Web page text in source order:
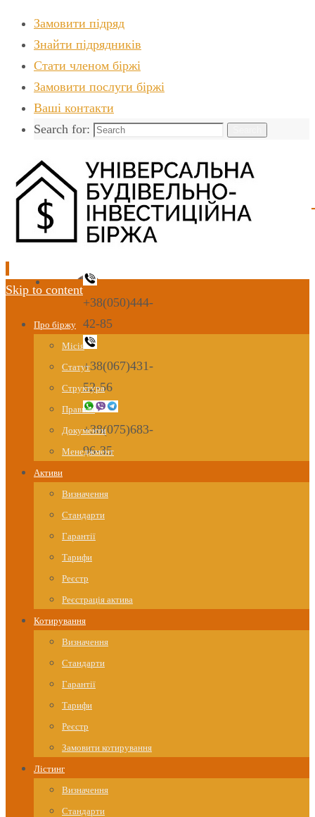
Замовити підряд
Знайти пiдрядникiв
Стати членом біржі
Замовити послуги біржі
Ваші контакти
Search for:
+38(050)444-
42-85
+38(067)431-
52-56
+38(075)683-
96-35
Skip to content
Про біржу
Місія
Статут
Структура
Правила
Документи
Менеджмент
Активи
Визначення
Стандарти
Гарантії
Тарифи
Реєстр
Реєстрація актива
Котирування
Визначення
Стандарти
Гарантії
Тарифи
Реєстр
Замовити котирування
Лістинг
Визначення
Стандарти